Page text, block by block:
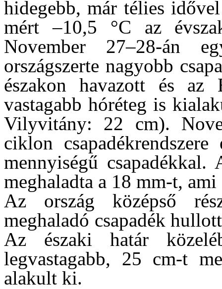
hidegebb, már télies
mért –10,5 °C az
November 27–28-án
országszerte nagyobb
északon havazott és az
vastagabb hóréteg is
Vilyvitány: 22 cm).
ciklon
mennyiségű csapadékkal.
meghaladta a 18 mm-t,
Az ország középső
meghaladó csapadék
Az északi határ
legvastagabb, 25 cm-t
alakult ki.